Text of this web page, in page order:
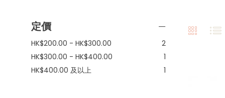
定價
HK$200.00 - HK$300.00 2項
HK$300.00 - HK$400.00 1
HK$400.00 及以上 1